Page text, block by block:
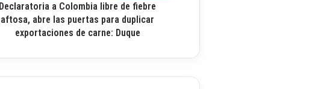
Declaratoria a Colombia libre de fiebre
aftosa, abre las puertas para duplicar
exportaciones de carne: Duque